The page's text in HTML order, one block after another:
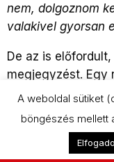
nem, dolgoznom
valakivel gyorsan
De az is
megjegyzést. Egy
felső volt rajta,
végén a
tovább, holnap is
A weboldal sütiket
böngészés mellett